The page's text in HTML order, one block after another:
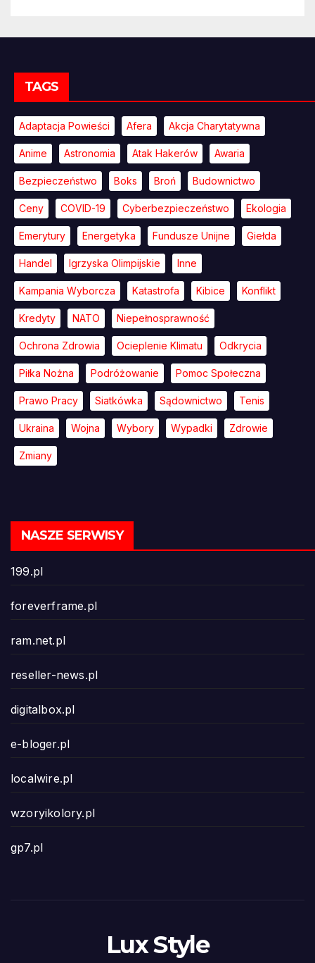
TAGS
Adaptacja Powieści Afera Akcja Charytatywna
Anime Astronomia Atak Hakerów Awaria
Bezpieczeństwo Boks Broń Budownictwo
Ceny COVID-19 Cyberbezpieczeństwo Ekologia
Emerytury Energetyka Fundusze Unijne Giełda
Handel Igrzyska Olimpijskie Inne
Kampania Wyborcza Katastrofa Kibice Konflikt
Kredyty NATO Niepełnosprawność
Ochrona Zdrowia Ocieplenie Klimatu Odkrycia
Piłka Nożna Podróżowanie Pomoc Społeczna
Prawo Pracy Siatkówka Sądownictwo Tenis
Ukraina Wojna Wybory Wypadki Zdrowie
Zmiany
NASZE SERWISY
199.pl
foreverframe.pl
ram.net.pl
reseller-news.pl
digitalbox.pl
e-bloger.pl
localwire.pl
wzoryikolory.pl
gp7.pl
Lux Style